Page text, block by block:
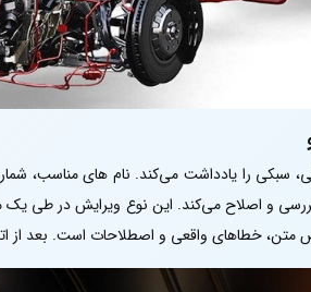
سبکی را یادداشت می‌کند. نام های مناسب،
بررسی و اصلاح می‌کند. این نوع ویرایش در طی
متن، خطاهای واقعی و اصطلاحات است. بعد از